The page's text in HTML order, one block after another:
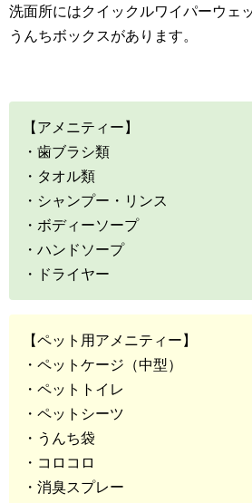
洗面所にはクイックルワイパーウェ
うんちボックスがあります。
【アメニティー】
・歯ブラシ類
・タオル類
・シャンプー・リンス
・ボディーソープ
・ハンドソープ
・ドライヤー
【ペット用アメニティー】
・ペットケージ（中型）
・ペットトイレ
・ペットシーツ
・うんち袋
・コロコロ
・消臭スプレー